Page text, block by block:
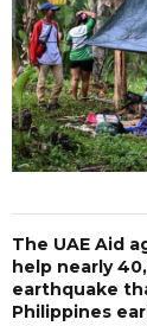
The UAE Aid
help nearly
earthquake
Philippines